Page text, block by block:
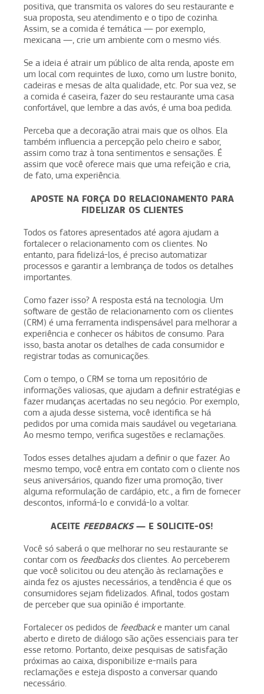
positiva, que transmita os valores do seu restaurante e
sua proposta, seu atendimento e o tipo de cozinha.
Assim, se a comida é temática — por exemplo,
mexicana —, crie um ambiente com o mesmo viés.
Se a ideia é atrair um público de alta renda, aposte em
um local com requintes de luxo, como um lustre bonito,
cadeiras e mesas de alta qualidade, etc. Por sua vez, se
a comida é caseira, fazer do seu restaurante uma casa
confortável, que lembre a das avós, é uma boa pedida.
Perceba que a decoração atrai mais que os olhos. Ela
também influencia a percepção pelo cheiro e sabor,
assim como traz à tona sentimentos e sensações. É
assim que você oferece mais que uma refeição e cria,
de fato, uma experiência.
APOSTE NA FORÇA DO RELACIONAMENTO PARA
FIDELIZAR OS CLIENTES
Todos os fatores apresentados até agora ajudam a
fortalecer o relacionamento com os clientes. No
entanto, para fidelizá-los, é preciso automatizar
processos e garantir a lembrança de todos os detalhes
importantes.
Como fazer isso? A resposta está na tecnologia. Um
software de gestão de relacionamento com os clientes
(CRM) é uma ferramenta indispensável para melhorar a
experiência e conhecer os hábitos de consumo. Para
isso, basta anotar os detalhes de cada consumidor e
registrar todas as comunicações.
Com o tempo, o CRM se torna um repositório de
informações valiosas, que ajudam a definir estratégias e
fazer mudanças acertadas no seu negócio. Por exemplo,
com a ajuda desse sistema, você identifica se há
pedidos por uma comida mais saudável ou vegetariana.
Ao mesmo tempo, verifica sugestões e reclamações.
Todos esses detalhes ajudam a definir o que fazer. Ao
mesmo tempo, você entra em contato com o cliente nos
seus aniversários, quando fizer uma promoção, tiver
alguma reformulação de cardápio, etc., a fim de fornecer
descontos, informá-lo e convidá-lo a voltar.
ACEITE FEEDBACKS— E SOLICITE-OS!
Você só saberá o que melhorar no seu restaurante se
contar com os feedbacksdos clientes. Ao perceberem
que você solicitou ou deu atenção às reclamações e
ainda fez os ajustes necessários, a tendência é que os
consumidores sejam fidelizados. Afinal, todos gostam
de perceber que sua opinião é importante.
Fortalecer os pedidos de feedbacke manter um canal
aberto e direto de diálogo são ações essenciais para ter
esse retorno. Portanto, deixe pesquisas de satisfação
próximas ao caixa, disponibilize e-mails para
reclamações e esteja disposto a conversar quando
necessário.